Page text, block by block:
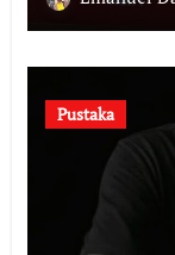
Pustaka